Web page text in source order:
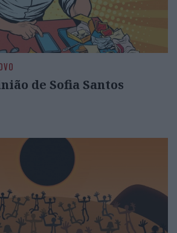
de Sofia Santos